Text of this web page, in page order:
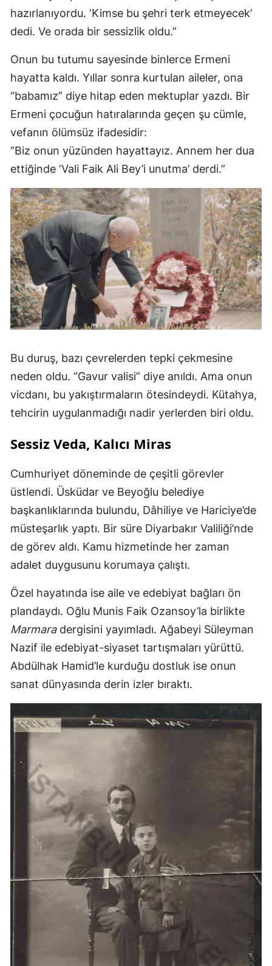
hazırlanıyordu. ‘Kimse bu şehri terk etmeyecek’
dedi. Ve orada bir sessizlik oldu.”
Onun bu tutumu sayesinde binlerce Ermeni
hayatta kaldı. Yıllar sonra kurtulan aileler, ona
“babamız” diye hitap eden mektuplar yazdı. Bir
Ermeni çocuğun hatıralarında geçen şu cümle,
vefanın ölümsüz ifadesidir:
“Biz onun yüzünden hayattayız. Annem her dua
ettiğinde ‘Vali Faik Ali Bey’i unutma’ derdi.”
Bu duruş, bazı çevrelerden tepki çekmesine
neden oldu. “Gavur valisi” diye anıldı. Ama onun
vicdanı, bu yakıştırmaların ötesindeydi. Kütahya,
tehcirin uygulanmadığı nadir yerlerden biri oldu.
Sessiz Veda, Kalıcı Miras
Cumhuriyet döneminde de çeşitli görevler
üstlendi. Üsküdar ve Beyoğlu belediye
başkanlıklarında bulundu, Dâhiliye ve Hariciye’de
müsteşarlık yaptı. Bir süre Diyarbakır Valiliği’nde
de görev aldı. Kamu hizmetinde her zaman
adalet duygusunu korumaya çalıştı.
Özel hayatında ise aile ve edebiyat bağları ön
plandaydı. Oğlu Munis Faik Ozansoy’la birlikte
Marmaradergisini yayımladı. Ağabeyi Süleyman
Nazif ile edebiyat-siyaset tartışmaları yürüttü.
Abdülhak Hamid’le kurduğu dostluk ise onun
sanat dünyasında derin izler bıraktı.